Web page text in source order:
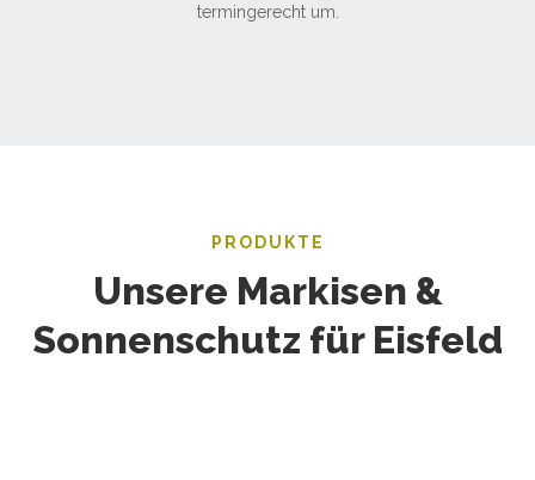
termingerecht um.
PRODUKTE
Unsere Markisen &
Sonnenschutz für Eisfeld